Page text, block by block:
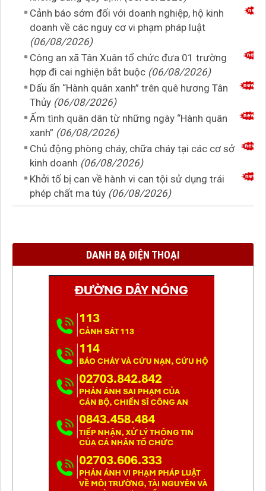
Cảnh báo sớm đối với doanh nghiệp, hộ kinh
doanh về các nguy cơ vi phạm pháp luật
(06/08/2026)
Công an xã Tân Xuân tổ chức đưa 01 trường
hợp đi cai nghiện bắt buộc (06/08/2026)
Dấu ấn “Hành quân xanh” trên quê hương Tân
Thủy (06/08/2026)
Ấm tình quân dân từ những ngày “Hành quân
xanh” (06/08/2026)
Chủ động phòng cháy, chữa cháy tại các cơ sở
kinh doanh (06/08/2026)
Khởi tố bị can về hành vi can tội sử dụng trái
phép chất ma túy (06/08/2026)
DANH BẠ ĐIỆN THOẠI